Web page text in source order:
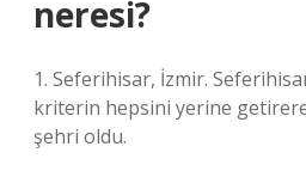
neresi?
1. Seferihisar, İzmir.
kriterin hepsini yerine
şehri oldu.